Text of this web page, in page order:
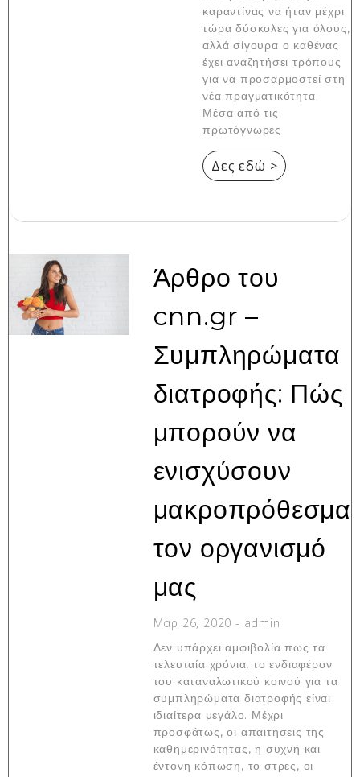
καραντίνας να ήταν μέχρι
τώρα δύσκολες για όλους,
αλλά σίγουρα ο καθένας
έχει αναζητήσει τρόπους
για να προσαρμοστεί στη
νέα πραγματικότητα.
Μέσα από τις
πρωτόγνωρες
Δες εδώ >
Άρθρο του
cnn.gr –
Συμπληρώματα
διατροφής: Πώς
μπορούν να
ενισχύσουν
μακροπρόθεσμα
τον οργανισμό
μας
Μαρ 26, 2020 - admin
Δεν υπάρχει αμφιβολία πως τα
τελευταία χρόνια, το ενδιαφέρον
του καταναλωτικού κοινού για τα
συμπληρώματα διατροφής είναι
ιδιαίτερα μεγάλο. Μέχρι
προσφάτως, οι απαιτήσεις της
καθημερινότητας, η συχνή και
έντονη κόπωση, το στρες, οι